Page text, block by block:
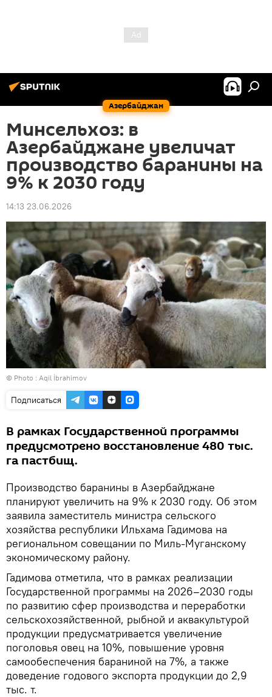
Азербайджан
Минсельхоз: в
Азербайджане увеличат
производство баранины на
9% к 2030 году
14:13 23.06.2026
© Photo : Aqil İbrahimov
Подписаться
В рамках Государственной программы
предусмотрено восстановление 480 тыс.
га пастбищ.
Производство баранины в Азербайджане
планируют увеличить на 9% к 2030 году. Об этом
заявила заместитель министра сельского
хозяйства республики Ильхама Гадимова на
региональном совещании по Миль-Муганскому
экономическому району.
Гадимова отметила, что в рамках реализации
Государственной программы на 2026–2030 годы
по развитию сфер производства и переработки
сельскохозяйственной, рыбной и аквакультурой
продукции предусматривается увеличение
поголовья овец на 10%, повышение уровня
самообеспечения бараниной на 7%, а также
доведение годового экспорта продукции до 2,9
тыс. т.